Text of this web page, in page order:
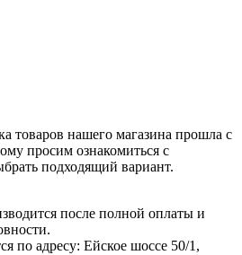
товаров нашего магазина прошла с
просим ознакомиться с
подходящий вариант.
после полной оплаты и
по адресу: Ейское шоссе 50/1,